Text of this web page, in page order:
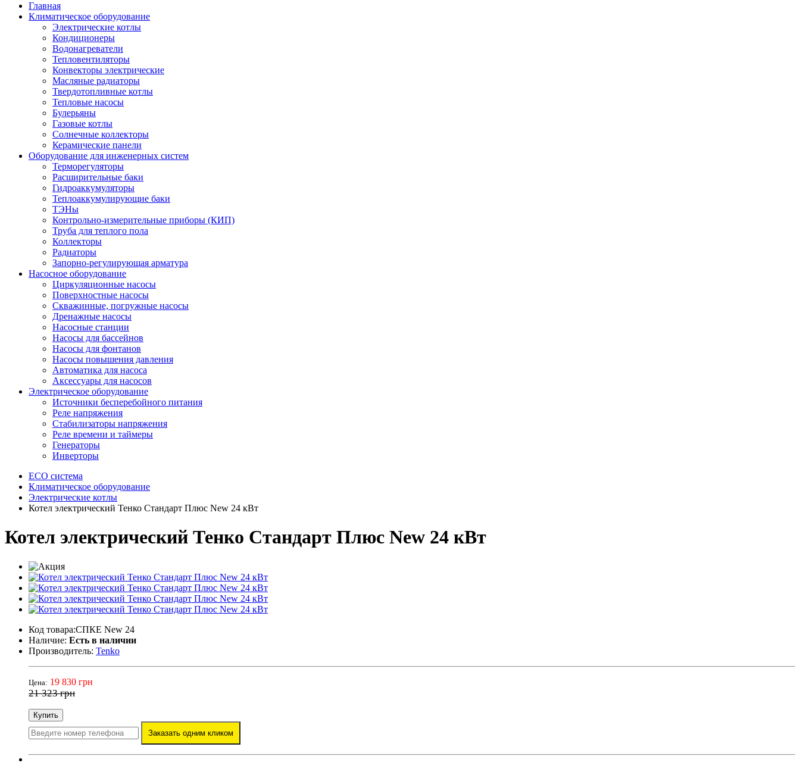
Главная
Климатическое оборудование
Электрические котлы
Кондиционеры
Водонагреватели
Тепловентиляторы
Конвекторы электрические
Масляные радиаторы
Твердотопливные котлы
Тепловые насосы
Булерьяны
Газовые котлы
Солнечные коллекторы
Керамические панели
Оборудование для инженерных систем
Терморегуляторы
Расширительные баки
Гидроаккумуляторы
Теплоаккумулирующие баки
ТЭНы
Контрольно-измерительные приборы (КИП)
Труба для теплого пола
Коллекторы
Радиаторы
Запорно-регулирующая арматура
Насосное оборудование
Циркуляционные насосы
Поверхностные насосы
Скважинные, погружные насосы
Дренажные насосы
Насосные станции
Насосы для бассейнов
Насосы для фонтанов
Насосы повышения давления
Автоматика для насоса
Аксессуары для насосов
Электрическое оборудование
Источники бесперебойного питания
Реле напряжения
Стабилизаторы напряжения
Реле времени и таймеры
Генераторы
Инверторы
ECO система
Климатическое оборудование
Электрические котлы
Котел электрический Тенко Стандарт Плюс New 24 кВт
Котел электрический Тенко Стандарт Плюс New 24 кВт
Код товара:СПКЕ New 24
Наличие: Есть в наличии
Производитель: Tenko
Цена: 19 830 грн
21 323 грн
Купить
Заказать одним кликом